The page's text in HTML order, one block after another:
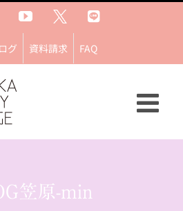
TiktokYouTube
Ｘ LINE
グ 資料請求 FAQ
笠原-min